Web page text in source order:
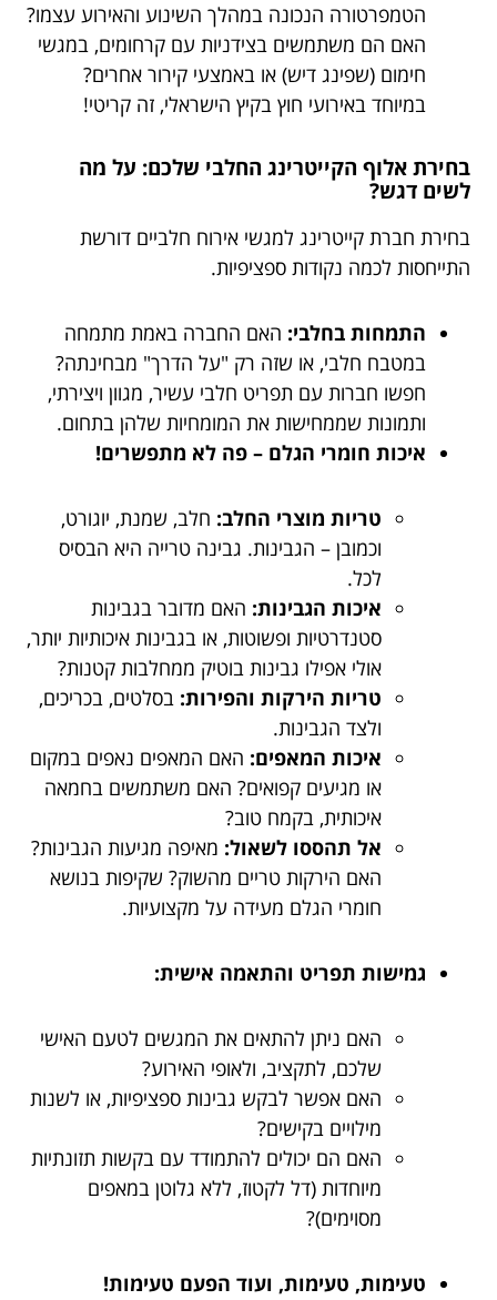
הטמפרטורה הנכונה במהלך השינוע והאירוע עצמו?
האם הם משתמשים בצידניות עם קרחומים, במגשי
חימום (שפינג דיש) או באמצעי קירור אחרים?
במיוחד באירועי חוץ בקיץ הישראלי, זה קריטי!
בחירת אלוף הקייטרינג החלבי שלכם: על מה
לשים דגש?
בחירת חברת קייטרינג למגשי אירוח חלביים דורשת
התייחסות לכמה נקודות ספציפיות.
התמחות בחלבי: האם החברה באמת מתמחה
במטבח חלבי, או שזה רק "על הדרך" מבחינתה?
חפשו חברות עם תפריט חלבי עשיר, מגוון ויצירתי,
ותמונות שממחישות את המומחיות שלהן בתחום.
איכות חומרי הגלם – פה לא מתפשרים!
טריות מוצרי החלב: חלב, שמנת, יוגורט,
וכמובן – הגבינות. גבינה טרייה היא הבסיס
לכל.
איכות הגבינות: האם מדובר בגבינות
סטנדרטיות ופשוטות, או בגבינות איכותיות יותר,
אולי אפילו גבינות בוטיק ממחלבות קטנות?
טריות הירקות והפירות: בסלטים, בכריכים,
ולצד הגבינות.
איכות המאפים: האם המאפים נאפים במקום
או מגיעים קפואים? האם משתמשים בחמאה
איכותית, בקמח טוב?
אל תהססו לשאול: מאיפה מגיעות הגבינות?
האם הירקות טריים מהשוק? שקיפות בנושא
חומרי הגלם מעידה על מקצועיות.
גמישות תפריט והתאמה אישית:
האם ניתן להתאים את המגשים לטעם האישי
שלכם, לתקציב, ולאופי האירוע?
האם אפשר לבקש גבינות ספציפיות, או לשנות
מילויים בקישים?
האם הם יכולים להתמודד עם בקשות תזונתיות
מיוחדות (דל לקטוז, ללא גלוטן במאפים
מסוימים)?
טעימות, טעימות, ועוד הפעם טעימות!